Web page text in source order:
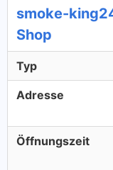
smoke-
Shop
Typ
Adresse
Öffnungszeit